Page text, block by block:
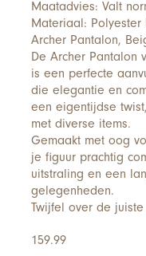
Maatadvies: Valt
Materiaal: Polyester
Archer Pantalon,
De Archer Pantalon
is een perfecte
die elegantie en
een eigentijdse
met diverse items.
Gemaakt met oog
je figuur prachtig
uitstraling en een
gelegenheden.
Twijfel over de
159.99